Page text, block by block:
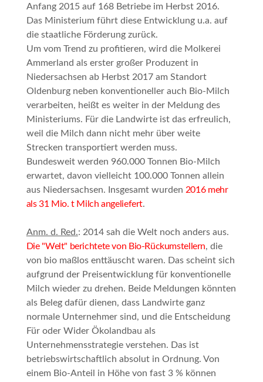
Anfang 2015 auf 168 Betriebe im Herbst 2016.
Das Ministerium führt diese Entwicklung u.a. auf
die staatliche Förderung zurück.
Um vom Trend zu profitieren, wird die Molkerei
Ammerland als erster großer Produzent in
Niedersachsen ab Herbst 2017 am Standort
Oldenburg neben konventioneller auch Bio-Milch
verarbeiten, heißt es weiter in der Meldung des
Ministeriums. Für die Landwirte ist das erfreulich,
weil die Milch dann nicht mehr über weite
Strecken transportiert werden muss.
Bundesweit werden 960.000 Tonnen Bio-Milch
erwartet, davon vielleicht 100.000 Tonnen allein
aus Niedersachsen. Insgesamt wurden 2016 mehr
als 31 Mio. t Milch angeliefert.
Anm. d. Red.: 2014 sah die Welt noch anders aus.
Die "Welt" berichtete von Bio-Rückumstellern, die
von biomaßlos enttäuscht waren. Das scheint sich
aufgrund der Preisentwicklung für konventionelle
Milch wieder zu drehen. Beide Meldungen könnten
als Beleg dafür dienen, dass Landwirte ganz
normale Unternehmer sind, und die Entscheidung
Für oder Wider Ökolandbau als
Unternehmensstrategie verstehen. Das ist
betriebswirtschaftlich absolut in Ordnung. Von
einem Bio-Anteil in Höhe von fast 3 % können